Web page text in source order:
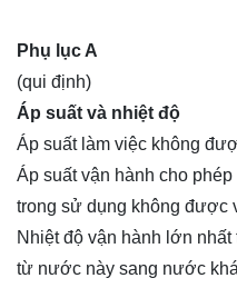
Phụ lục A
(qui định)
Áp suất và nhiệt độ
Áp suất làm việc không
Áp suất vận hành cho
trong sử dụng không được
Nhiệt độ vận hành lớn
từ nước này sang nước